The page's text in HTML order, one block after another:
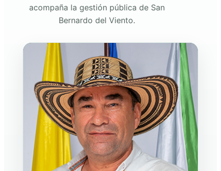
acompaña la gestión pública de San
Bernardo del Viento.